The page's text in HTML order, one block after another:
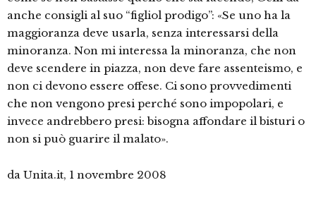
anche consigli al suo “figliol prodigo”: «Se uno ha la
maggioranza deve usarla, senza interessarsi della
minoranza. Non mi interessa la minoranza, che non
deve scendere in piazza, non deve fare assenteismo, e
non ci devono essere offese. Ci sono provvedimenti
che non vengono presi perché sono impopolari, e
invece andrebbero presi: bisogna affondare il bisturi o
non si può guarire il malato».
da Unita.it, 1 novembre 2008